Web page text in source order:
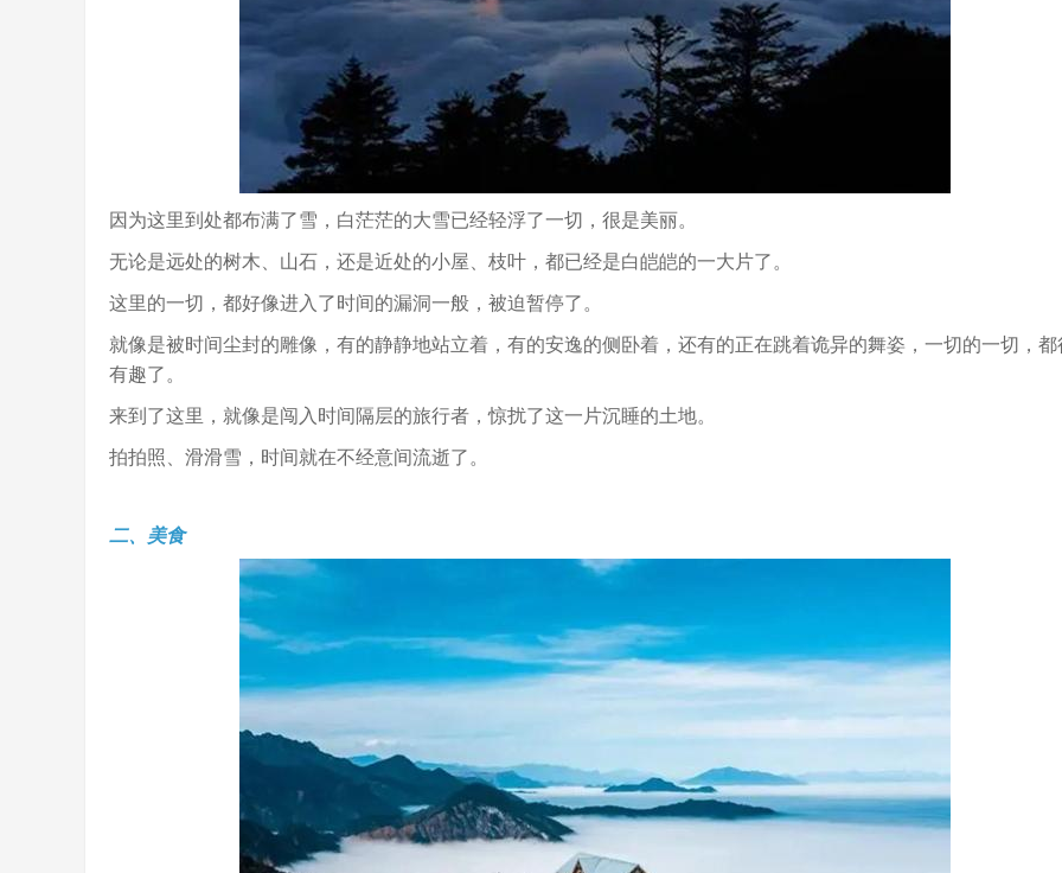
因为这里到处都布满了雪，白茫茫的大雪已经轻浮了一切，很是美丽。
无论是远处的树木、山石，还是近处的小屋、枝叶，都已经是白皑皑的一大片了。
这里的一切，都好像进入了时间的漏洞一般，被迫暂停了。
就像是被时间尘封的雕像，有的静静地站立着，有的安逸的侧卧着，还有的正在跳着诡异的舞姿，一切的一切，都
有趣了。
来到了这里，就像是闯入时间隔层的旅行者，惊扰了这一片沉睡的土地。
拍拍照、滑滑雪，时间就在不经意间流逝了。
二、美食